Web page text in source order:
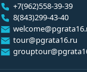
+7(962)558-39-39
8(843)299-43-40
tour@pgrata16.ru